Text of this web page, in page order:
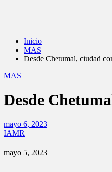
Inicio
MAS
Desde Chetumal, ciudad
MAS
Desde
mayo 6, 2023
IAMR
mayo 5, 2023